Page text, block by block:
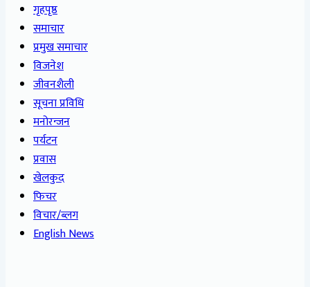
गृहपृष्ठ
समाचार
प्रमुख समाचार
विजनेश
जीवनशैली
सूचना प्रविधि
मनोरन्जन
पर्यटन
प्रवास
खेलकुद
फिचर
विचार/ब्लग
English News